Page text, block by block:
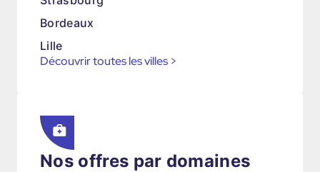
Bordeaux
Lille
Découvrir toutes les villes >
Nos offres par domaines